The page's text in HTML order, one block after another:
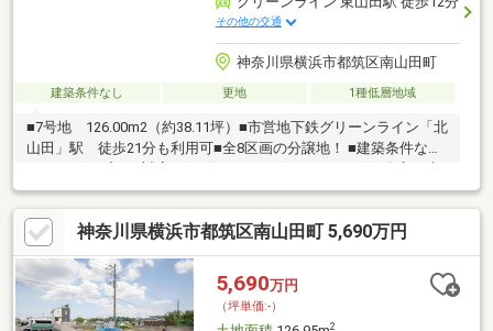
その他の交通
神奈川県横浜市都筑区南山田町
建築条件なし 更地 1種低層地域
■7号地 126.00m2（約38.11坪）■市営地下鉄グリーンライン「北
山田」駅 徒歩21分も利用可■全8区画の分譲地！ ■建築条件な
築可能です。 ■低層住宅専用エリア ■お気軽にお問い合わせくだ
さい♪
神奈川県横浜市都筑区南山田町 5,690万円
5,690万円
（坪単価:-）
2